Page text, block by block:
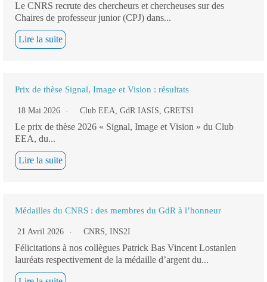
Le CNRS recrute des chercheurs et chercheuses sur des
Chaires de professeur junior (CPJ) dans...
Lire la suite
Prix de thèse Signal, Image et Vision : résultats
18 Mai 2026 Club EEA, GdR IASIS, GRETSI
Le prix de thèse 2026 « Signal, Image et Vision » du Club
EEA, du...
Lire la suite
Médailles du CNRS : des membres du GdR à l’honneur
21 Avril 2026 CNRS, INS2I
Félicitations à nos collègues Patrick Bas Vincent Lostanlen
lauréats respectivement de la médaille d’argent du...